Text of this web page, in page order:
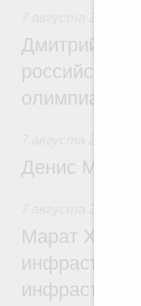
Дмитрий
российскую
олимпиаде
Денис
Марат